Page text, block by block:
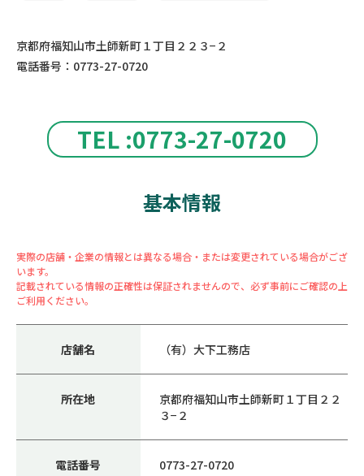
TEL :0773-27-0720
京都府福知山市土師新町１丁目２２３−２
電話番号：0773-27-0720
基本情報
実際の店舗・企業の情報とは異なる場合・または変更されている場合がござ
います。
記載されている情報の正確性は保証されませんので、必ず事前にご確認の上
ご利用ください。
店舗名 （有）大下工務店
所在地
京都府福知山市土師新町１丁目２２
３−２
電話番号 0773-27-0720